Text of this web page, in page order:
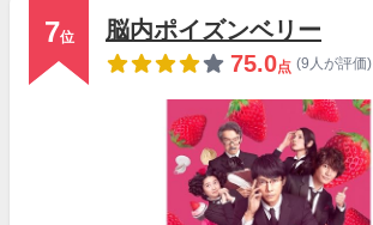
7位
脳内ポイズンベリー
75.0点 (9人が評価)